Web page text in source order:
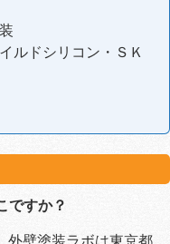
ルドシリコン・ＳＫ
ですか？